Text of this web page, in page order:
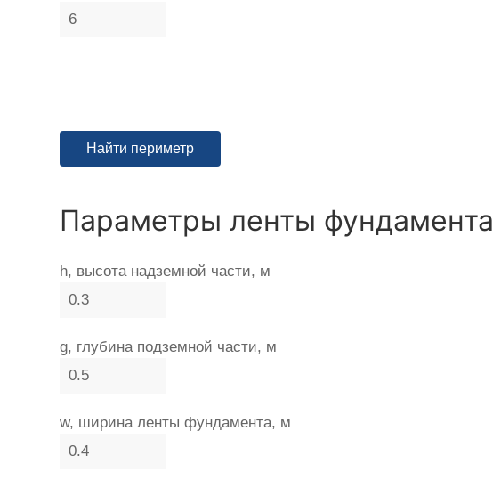
Параметры ленты фундамента
h, высота надземной части, м
g, глубина подземной части, м
w, ширина ленты фундамента, м